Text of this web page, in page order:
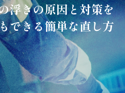
浮きの原因と対策を
できる簡単な直し方